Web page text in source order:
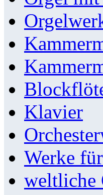
Klavier
Werke
weltliche